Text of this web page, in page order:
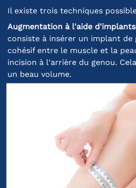
Il existe trois techniques
Augmentation à l'aide
consiste à insérer un implant de
cohésif entre le muscle et la
incision à l'arrière du genou.
un beau volume.